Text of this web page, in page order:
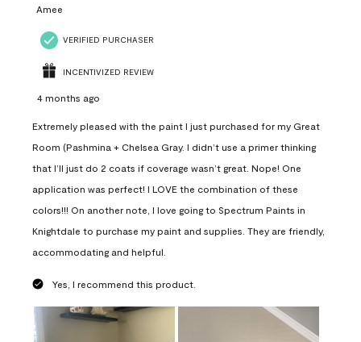
Amee
VERIFIED PURCHASER
INCENTIVIZED REVIEW
4 months ago
Extremely pleased with the paint I just purchased for my Great
Room (Pashmina + Chelsea Gray. I didn’t use a primer thinking
that I’ll just do 2 coats if coverage wasn’t great. Nope! One
application was perfect! I LOVE the combination of these
colors!!! On another note, I love going to Spectrum Paints in
Knightdale to purchase my paint and supplies. They are friendly,
accommodating and helpful.
Yes, I recommend this product.